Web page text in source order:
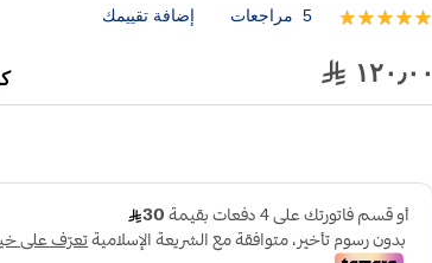
تقييم:
5 مراجعات إضافة تقييمك
١٢٠٫٠٠